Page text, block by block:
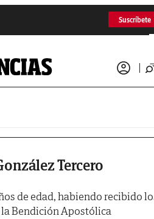
Suscríbete
Tercero
de edad, habiendo recibido
la Bendición Apostólica